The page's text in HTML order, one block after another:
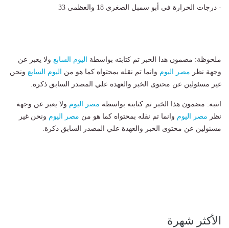
- درجات الحرارة فى أبو سمبل الصغرى 18 والعظمى 33
ملحوظة: مضمون هذا الخبر تم كتابته بواسطة اليوم السابع ولا يعبر عن
وجهة نظر مصر اليوم وانما تم نقله بمحتواه كما هو من اليوم السابع ونحن
غير مسئولين عن محتوى الخبر والعهدة علي المصدر السابق ذكرة.
انتبه: مضمون هذا الخبر تم كتابته بواسطة مصر اليوم ولا يعبر عن وجهة
نظر مصر اليوم وانما تم نقله بمحتواه كما هو من مصر اليوم ونحن غير
مسئولين عن محتوى الخبر والعهدة علي المصدر السابق ذكرة.
الأكثر شهرة